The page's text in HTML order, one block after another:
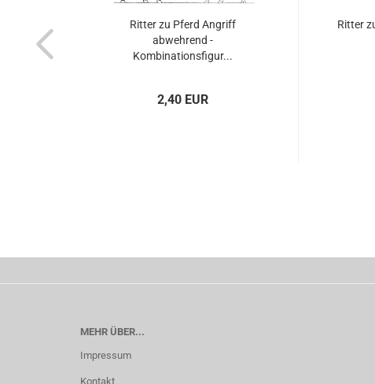
Ritter zu Pferd Angriff
abwehrend -
Kombinationsfigur...
2,40 EUR
Ritter
MEHR ÜBER...
Impressum
Kontakt